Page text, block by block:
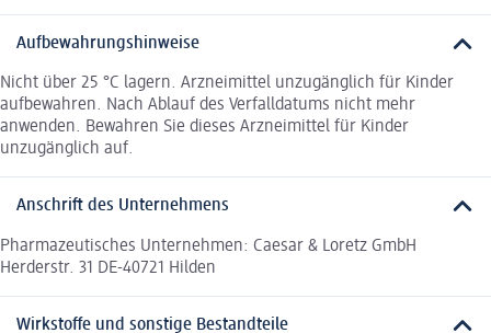
Aufbewahrungshinweise
Nicht über 25 °C lagern. Arzneimittel unzugänglich für Kinder
aufbewahren. Nach Ablauf des Verfalldatums nicht mehr
anwenden. Bewahren Sie dieses Arzneimittel für Kinder
unzugänglich auf.
Anschrift des Unternehmens
Pharmazeutisches Unternehmen: Caesar & Loretz GmbH
Herderstr. 31 DE-40721 Hilden
Wirkstoffe und sonstige Bestandteile